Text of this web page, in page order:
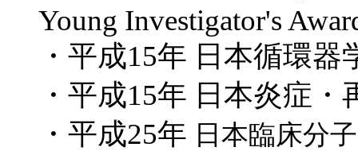
Young Investigator's
・ 平成15年 日本循環器
・ 平成15年 日本炎症・
・ 平成25年 日本臨床分